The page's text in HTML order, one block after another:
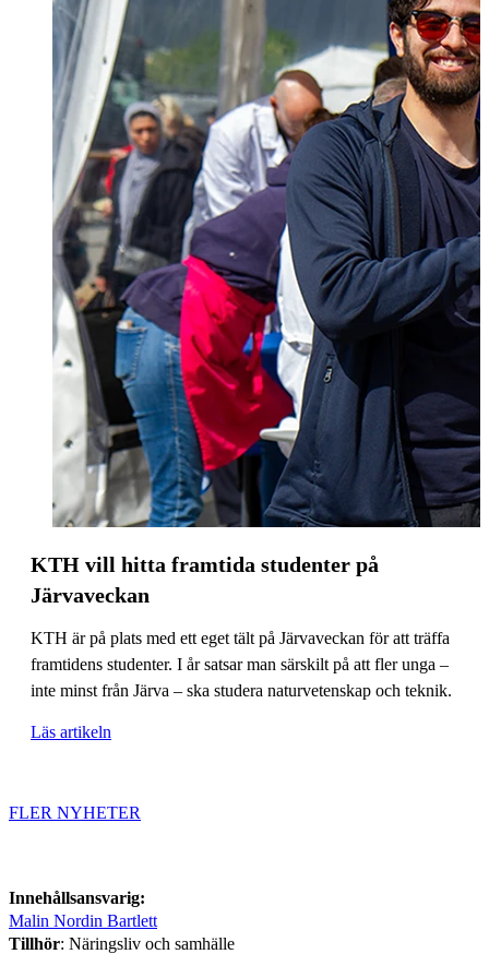
KTH vill hitta framtida studenter på
Järvaveckan
KTH är på plats med ett eget tält på Järvaveckan för att träffa
framtidens studenter. I år satsar man särskilt på att fler unga –
inte minst från Järva – ska studera naturvetenskap och teknik.
Läs artikeln
FLER NYHETER
Innehållsansvarig:
Malin Nordin Bartlett
Tillhör: Näringsliv och samhälle